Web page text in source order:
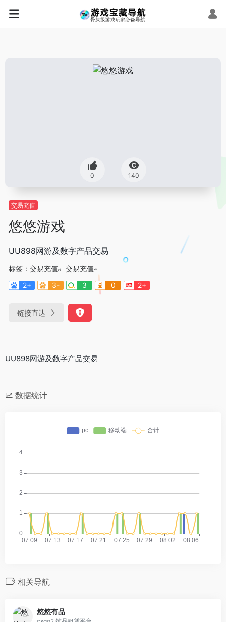
0 140
交易充值
悠悠游戏
UU898网游及数字产品交易
标签： 交易充值
交易充值
2+
3- 3 0 2+
链接直达
UU898网游及数字产品交易
数据统计
相关导航
悠悠有品